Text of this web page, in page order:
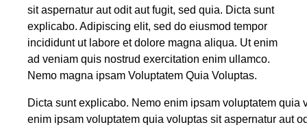
sit aspernatur aut odit aut fugit, sed quia. Dicta sunt
explicabo. Adipiscing elit, sed do eiusmod tempor
incididunt ut labore et dolore magna aliqua. Ut enim
ad veniam quis nostrud exercitation enim ullamco.
Nemo magna ipsam Voluptatem Quia Voluptas.
Dicta sunt explicabo. Nemo enim ipsam voluptatem
enim ipsam voluptatem quia voluptas sit aspernatur aut